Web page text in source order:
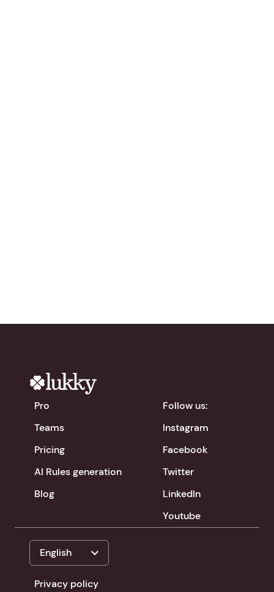
Pro
Teams
Pricing
AI Rules generation
Blog
Follow us:
Instagram
Facebook
Twitter
LinkedIn
Youtube
English expand_more
Privacy policy